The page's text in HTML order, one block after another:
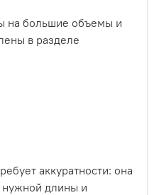
большие объемы и
в разделе
аккуратности: она
нужной длины и